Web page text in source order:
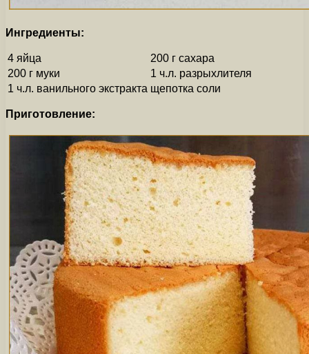
Ингредиенты:
4 яйца
200 г сахара
200 г муки
1 ч.л. разрыхлителя
1 ч.л. ванильного экстракта щепотка соли
Приготовление: